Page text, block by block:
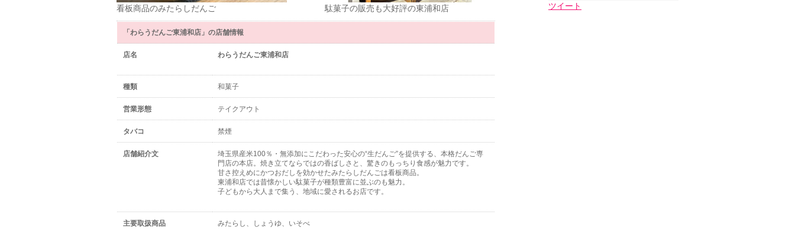
看板商品のみたらしだんご 駄菓子の販売も大好評の東浦和店
「わらうだんご東浦和店」の店舗情報
店名 わらうだんご東浦和店
種類 和菓子
営業形態 テイクアウト
タバコ 禁煙
店舗紹介文
埼玉県産米100％・無添加にこだわった安心の“生だんご”を提供する、本格だんご専
門店の本店。焼き立てならではの香ばしさと、驚きのもっちり食感が魅力です。
甘さ控えめにかつおだしを効かせたみたらしだんごは看板商品。
東浦和店では昔懐かしい駄菓子が種類豊富に並ぶのも魅力。
子どもから大人まで集う、地域に愛されるお店です。
主要取扱商品 みたらし、しょうゆ、いそべ
ツイート